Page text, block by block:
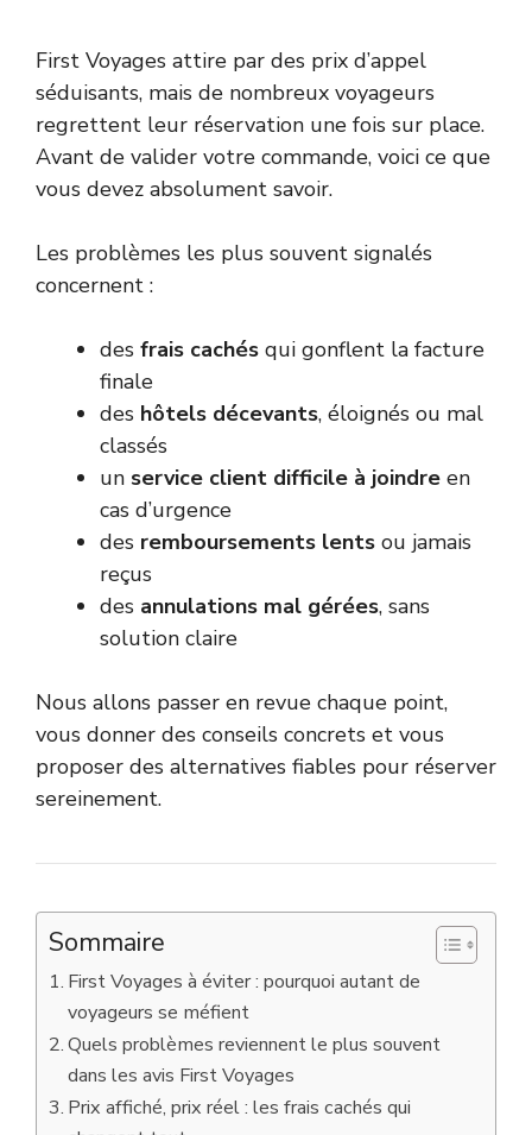
First Voyages attire par des prix d’appel
séduisants, mais de nombreux voyageurs
regrettent leur réservation une fois sur place.
Avant de valider votre commande, voici ce que
vous devez absolument savoir.
Les problèmes les plus souvent signalés
concernent :
des frais cachés qui gonflent la facture
finale
des hôtels décevants, éloignés ou mal
classés
un service client difficile à joindre en
cas d’urgence
des remboursements lents ou jamais
reçus
des annulations mal gérées, sans
solution claire
Nous allons passer en revue chaque point,
vous donner des conseils concrets et vous
proposer des alternatives fiables pour réserver
sereinement.
Sommaire
First Voyages à éviter : pourquoi autant de
voyageurs se méfient
Quels problèmes reviennent le plus souvent
dans les avis First Voyages
Prix affiché, prix réel : les frais cachés qui